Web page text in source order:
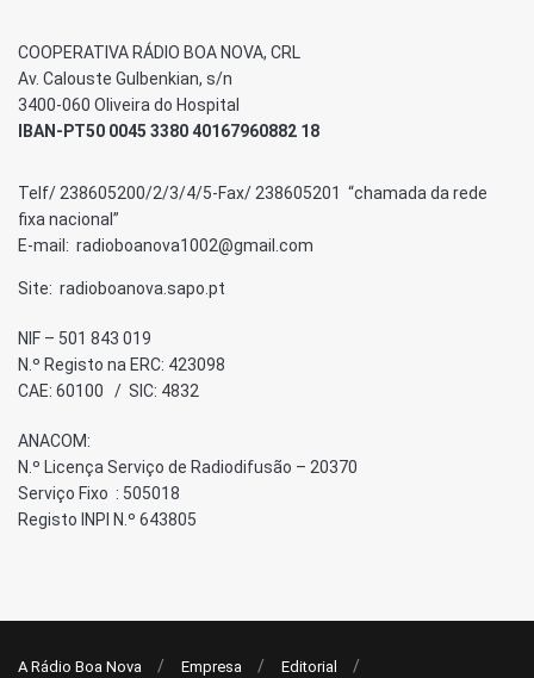
COOPERATIVA RÁDIO BOA NOVA, CRL
Av. Calouste Gulbenkian, s/n
3400-060 Oliveira do Hospital
IBAN-PT50 0045 3380 40167960882 18
Telf/ 238605200/2/3/4/5-Fax/ 238605201 “chamada da rede
fixa nacional”
E-mail: radioboanova1002@gmail.com
Site: radioboanova.sapo.pt
NIF – 501 843 019
N.º Registo na ERC: 423098
CAE: 60100 / SIC: 4832
ANACOM:
N.º Licença Serviço de Radiodifusão – 20370
Serviço Fixo : 505018
Registo INPI N.º 643805
A Rádio Boa Nova Empresa Editorial